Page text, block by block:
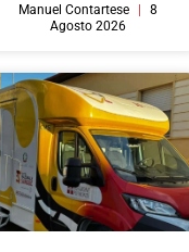
Manuel Contartese
8
Agosto 2026